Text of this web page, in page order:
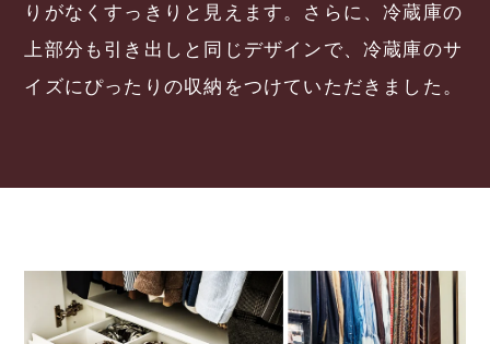
りがなくすっきりと見えます。さらに、冷蔵庫の
上部分も引き出しと同じデザインで、冷蔵庫のサ
イズにぴったりの収納をつけていただきました。